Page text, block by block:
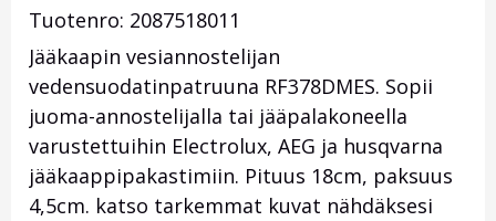
Tuotenro: 2087518011
Jääkaapin vesiannostelijan
vedensuodatinpatruuna RF378DMES. Sopii
juoma-annostelijalla tai jääpalakoneella
varustettuihin Electrolux, AEG ja husqvarna
jääkaappipakastimiin. Pituus 18cm, paksuus
4,5cm. katso tarkemmat kuvat nähdäksesi